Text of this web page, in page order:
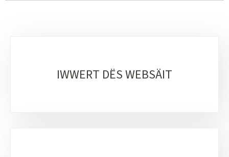
IWWERT DËS WEBSÄIT